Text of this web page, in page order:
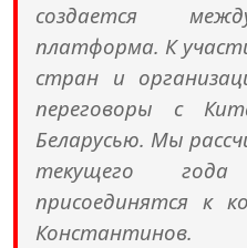
создается
платформа. К
стран и
переговоры с
Беларусью. Мы
текущего
присоединятся к
Константинов.